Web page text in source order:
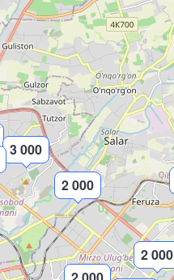
2 000
2 000
3 000